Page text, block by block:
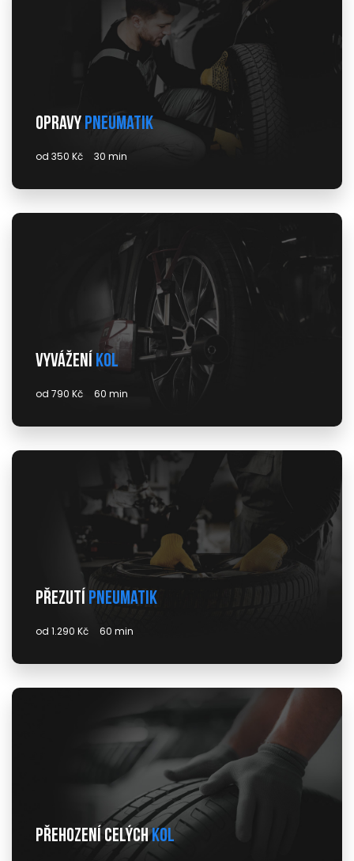
Opravy pneumatik
od 350 Kč 30 min
Vyvážení kol
od 790 Kč 60 min
Přezutí pneumatik
od 1.290 Kč 60 min
Přehození celýchkol